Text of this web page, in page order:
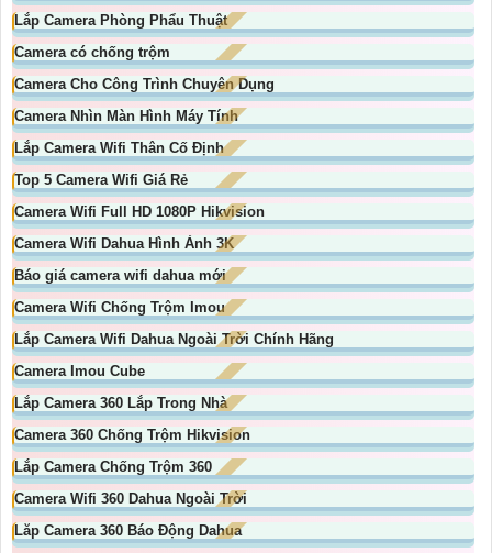
Lắp Camera Phòng Phẩu Thuật
Camera có chống trộm
Camera Cho Công Trình Chuyên Dụng
Camera Nhìn Màn Hình Máy Tính
Lắp Camera Wifi Thân Cố Định
Top 5 Camera Wifi Giá Rẻ
Camera Wifi Full HD 1080P Hikvision
Camera Wifi Dahua Hình Ảnh 3K
Báo giá camera wifi dahua mới
Camera Wifi Chống Trộm Imou
Lắp Camera Wifi Dahua Ngoài Trời Chính Hãng
Camera Imou Cube
Lắp Camera 360 Lắp Trong Nhà
Camera 360 Chống Trộm Hikvision
Lắp Camera Chống Trộm 360
Camera Wifi 360 Dahua Ngoài Trời
Lăp Camera 360 Báo Động Dahua